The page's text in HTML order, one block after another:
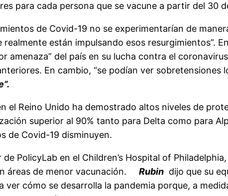
para cada persona que se vacune a partir del 30
de Covid-19 no se experimentarían de
están impulsando esos resurgimientos”.
amenaza” del país en su lucha contra el
En cambio, “se podían ver sobretensiones
el Reino Unido ha demostrado altos niveles de
superior al 90% tanto para Delta como para
de Covid-19 disminuyen.
de PolicyLab en el Children’s Hospital of
áreas de menor vacunación.
Rubin dijo que su
ver cómo se desarrolla la pandemia porque, a